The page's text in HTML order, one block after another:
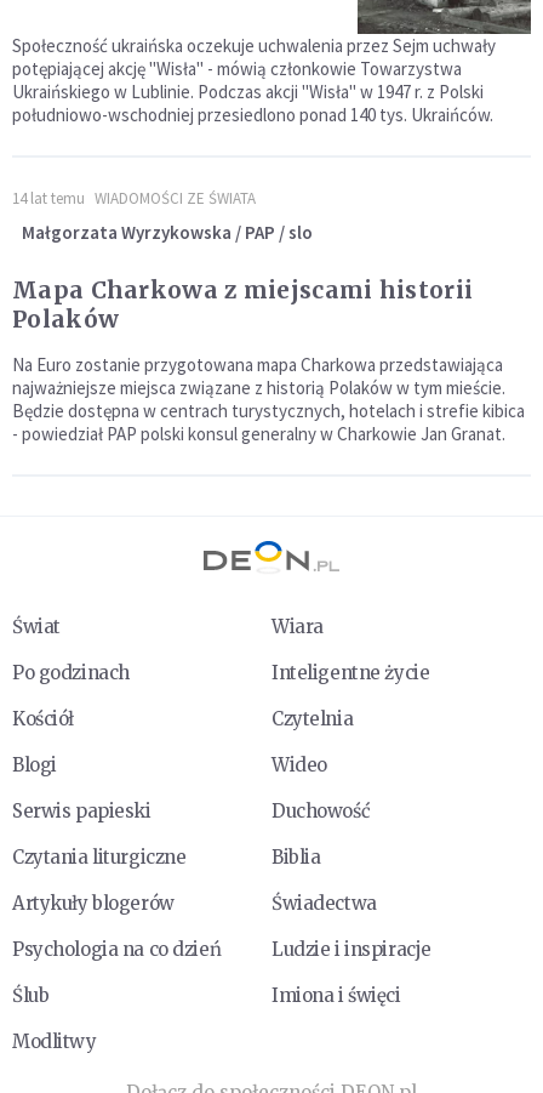
Społeczność ukraińska oczekuje uchwalenia przez Sejm uchwały
potępiającej akcję "Wisła" - mówią członkowie Towarzystwa
Ukraińskiego w Lublinie. Podczas akcji "Wisła" w 1947 r. z Polski
południowo-wschodniej przesiedlono ponad 140 tys. Ukraińców.
14 lat temu WIADOMOŚCI ZE ŚWIATA
Małgorzata Wyrzykowska / PAP / slo
Mapa Charkowa z miejscami historii
Polaków
Na Euro zostanie przygotowana mapa Charkowa przedstawiająca
najważniejsze miejsca związane z historią Polaków w tym mieście.
Będzie dostępna w centrach turystycznych, hotelach i strefie kibica
- powiedział PAP polski konsul generalny w Charkowie Jan Granat.
Świat
Wiara
Po godzinach
Inteligentne życie
Kościół
Czytelnia
Blogi
Wideo
Serwis papieski
Duchowość
Czytania liturgiczne
Biblia
Artykuły blogerów
Świadectwa
Psychologia na co dzień
Ludzie i inspiracje
Ślub
Imiona i święci
Modlitwy